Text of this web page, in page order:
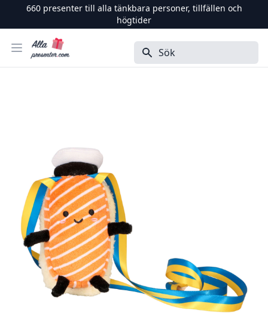
660presenter till alla tänkbara personer, tillfällen och
högtider
Öppna menyn
Alla Presenter Sök